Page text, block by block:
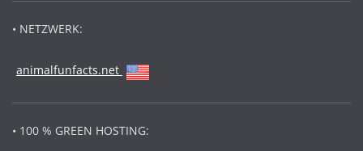
• NETZWERK:
animalfunfacts.net
• 100 % GREEN HOSTING: